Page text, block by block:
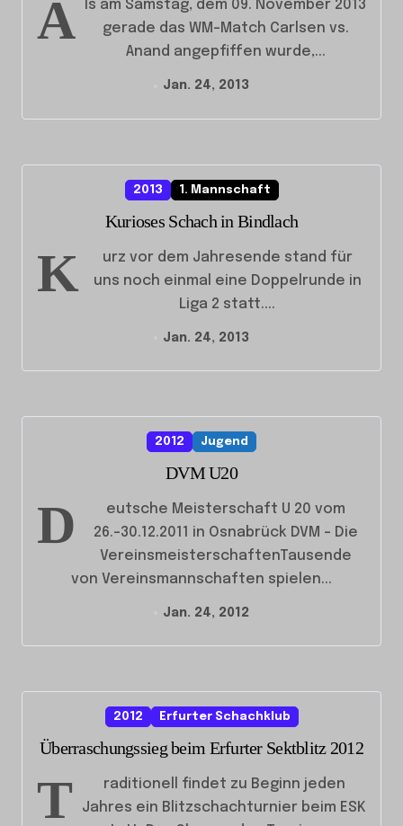
A
ls am Samstag, dem 09. November 2013
gerade das WM-Match Carlsen vs.
Anand angepfiffen wurde,...
Jan. 24, 2013
2013 1. Mannschaft
Kurioses Schach in Bindlach
K
urz vor dem Jahresende stand für
uns noch einmal eine Doppelrunde in
Liga 2 statt....
Jan. 24, 2013
2012 Jugend
DVM U20
D
eutsche Meisterschaft U 20 vom
26.-30.12.2011 in Osnabrück DVM – Die
VereinsmeisterschaftenTausende
von Vereinsmannschaften spielen...
Jan. 24, 2012
2012 Erfurter Schachklub
Überraschungssieg beim Erfurter Sektblitz 2012
T
raditionell findet zu Beginn jeden
Jahres ein Blitzschachturnier beim ESK